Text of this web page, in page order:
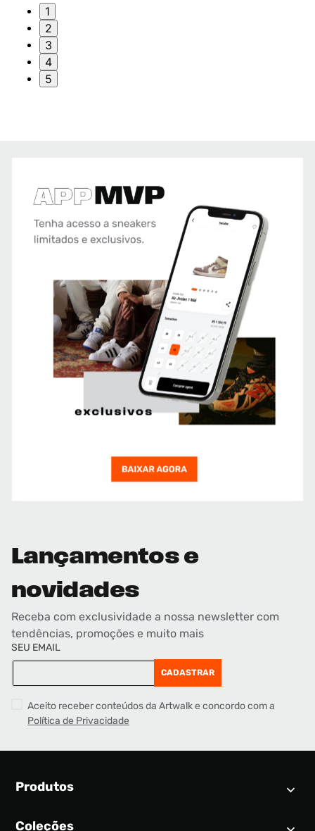
1
2
3
4
5
Lançamentos e
novidades
Receba com exclusividade a nossa newsletter com
tendências, promoções e muito mais
SEU EMAIL
CADASTRAR
Aceito receber conteúdos da Artwalk e concordo com a
Política de Privacidade
Produtos
Calendário SNEAKER
Coleções